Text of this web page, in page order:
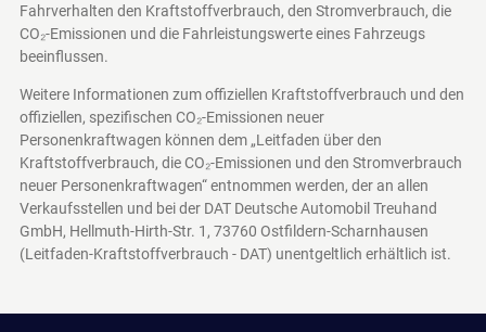
Fahrverhalten den Kraftstoffverbrauch, den Stromverbrauch, die
CO₂-Emissionen und die Fahrleistungswerte eines Fahrzeugs
beeinflussen.
Weitere Informationen zum offiziellen Kraftstoffverbrauch und den
offiziellen, spezifischen CO₂-Emissionen neuer
Personenkraftwagen können dem „Leitfaden über den
Kraftstoffverbrauch, die CO₂-Emissionen und den Stromverbrauch
neuer Personenkraftwagen“ entnommen werden, der an allen
Verkaufsstellen und bei der DAT Deutsche Automobil Treuhand
GmbH, Hellmuth-Hirth-Str. 1, 73760 Ostfildern-Scharnhausen
(Leitfaden-Kraftstoffverbrauch - DAT) unentgeltlich erhältlich ist.